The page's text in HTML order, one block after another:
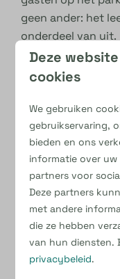
geen ander: het
onderdeel van uit.
Een
drinken na een
Lange dagen
Een
Elke zondag vrij
Werken in een
Lijkt het jou leuk
zijn van ons
Deze
cookies
We gebruiken
gebruikservaring,
bieden en ons
informatie over
partners voor
Deze partners
met andere
die ze hebben
van hun diensten.
privacybeleid.